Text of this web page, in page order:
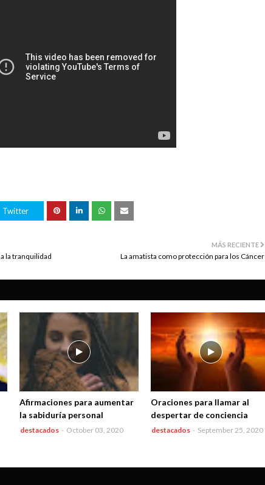
Twitter
MÁS RECIENTE
La amatista como protección para los Cáncer
la tranquilidad
Afirmaciones para aumentar
la sabiduría personal
destacados - October 03, 2020
Oraciones para llamar al
despertar de conciencia
destacados - September 25, 2020